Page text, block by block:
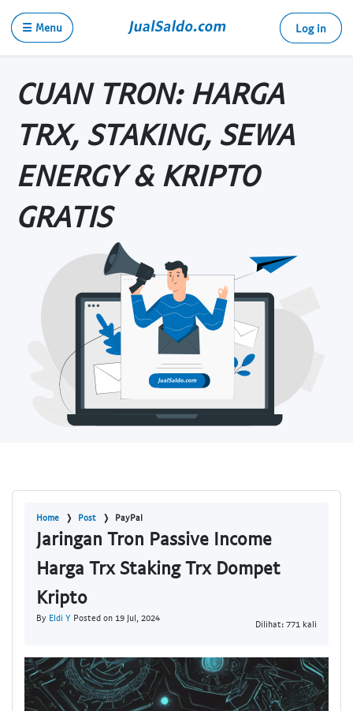
☰ Menu Log in
CUAN TRON: HARGA
TRX, STAKING, SEWA
ENERGY & KRIPTO
GRATIS
Home Post PayPal
Jaringan Tron Passive Income
Harga Trx Staking Trx Dompet
Kripto
By Eldi Y Posted on 19 Jul, 2024
Dilihat: 771 kali